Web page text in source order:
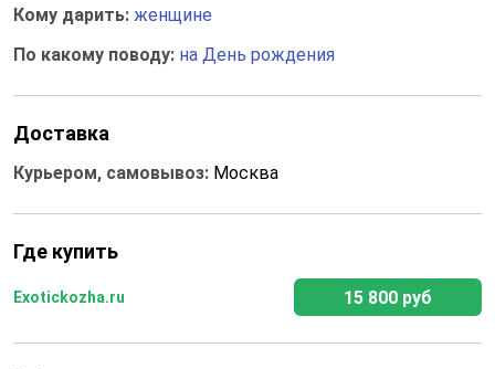
Кому дарить: женщине
По какому поводу: на День рождения
Доставка
Курьером, самовывоз: Москва
Где купить
Exotickozha.ru 15 800 руб